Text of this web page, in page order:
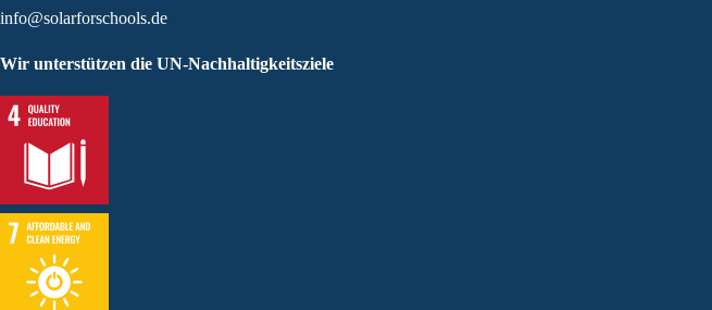
info@solarforschools.de
Wir unterstützen die UN-Nachhaltigkeitsziele